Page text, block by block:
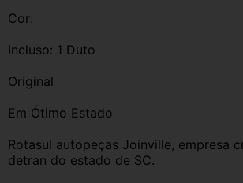
Cor:
Incluso: 1 Duto
Original
Em Ótimo Estado
Rotasul autopeças Joinville, empresa
detran do estado de SC.